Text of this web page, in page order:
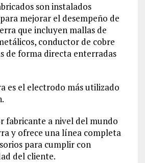
son instalados
mejorar el desempeño de
que incluyen mallas de
conductor de cobre
de forma directa enterradas
es el electrodo más utilizado
fabricante a nivel del mundo
y ofrece una línea completa
para cumplir con
del cliente.